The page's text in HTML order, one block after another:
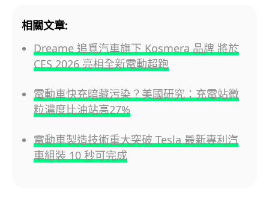
相關文章:
Dreame 追覓汽車旗下 Kosmera 品牌 將於
CES 2026 亮相全新電動超跑
電動車快充暗藏污染？美國研究：充電站微
粒濃度比油站高27%
電動車製造技術重大突破 Tesla 最新專利汽
車組裝 10 秒可完成